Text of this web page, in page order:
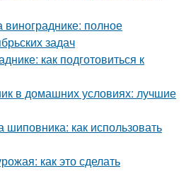
полное
задач
как подготовиться к
в домашних условиях: лучшие
как использовать
как это сделать